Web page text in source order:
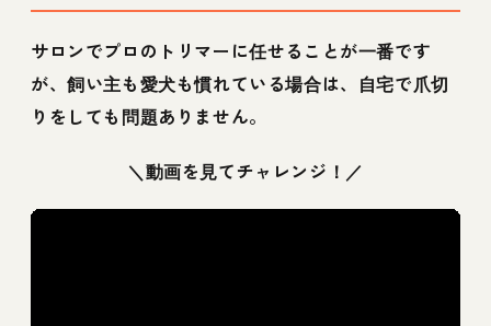
サロンでプロのトリマーに任せることが一番です
が、飼い主も愛犬も慣れている場合は、自宅で爪切
りをしても問題ありません。
＼動画を見てチャレンジ！／